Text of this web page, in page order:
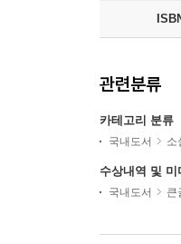
관련분류
카테고리 분류
국내도서 소
수상내역 및
국내도서 큰